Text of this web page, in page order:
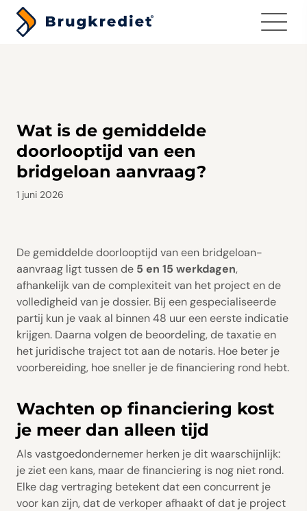
Menu
Wat is de gemiddelde
doorlooptijd van een
bridgeloan aanvraag?
1 juni 2026
De gemiddelde doorlooptijd van een bridgeloan-
aanvraag ligt tussen de 5 en 15 werkdagen,
afhankelijk van de complexiteit van het project en de
volledigheid van je dossier. Bij een gespecialiseerde
partij kun je vaak al binnen 48 uur een eerste indicatie
krijgen. Daarna volgen de beoordeling, de taxatie en
het juridische traject tot aan de notaris. Hoe beter je
voorbereiding, hoe sneller je de financiering rond hebt.
Wachten op financiering kost
je meer dan alleen tijd
Als vastgoedondernemer herken je dit waarschijnlijk:
je ziet een kans, maar de financiering is nog niet rond.
Elke dag vertraging betekent dat een concurrent je
voor kan zijn, dat de verkoper afhaakt of dat je project